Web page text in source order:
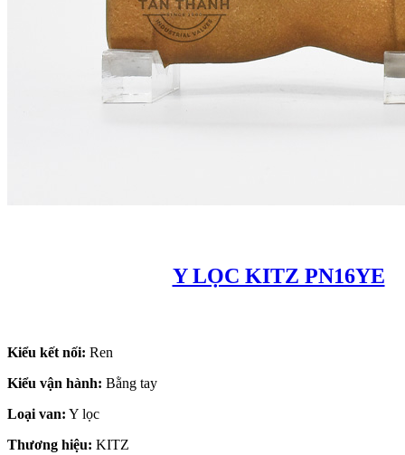
Y LỌC KITZ PN16YE
Kiểu kết nối: Ren
Kiểu vận hành: Bằng tay
Loại van: Y lọc
Thương hiệu: KITZ